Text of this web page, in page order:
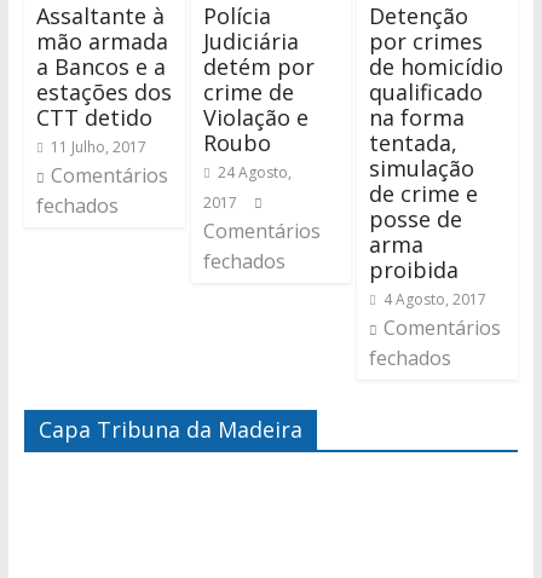
Assaltante à
mão armada
a Bancos e a
estações dos
CTT detido
11 Julho, 2017
Comentários
fechados
Polícia
Judiciária
detém por
crime de
Violação e
Roubo
24 Agosto,
2017
Comentários
fechados
Detenção
por crimes
de homicídio
qualificado
na forma
tentada,
simulação
de crime e
posse de
arma
proibida
4 Agosto, 2017
Comentários
fechados
Capa Tribuna da Madeira